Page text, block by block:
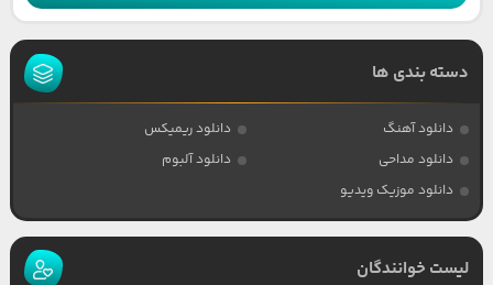
دسته بندی ها
دانلود آهنگ
دانلود ریمیکس
دانلود مداحی
دانلود آلبوم
دانلود موزیک ویدیو
لیست خوانندگان